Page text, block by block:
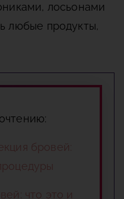
лосьонами
любые продукты,
бровей:
что это и